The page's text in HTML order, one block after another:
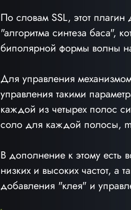
По словам SSL, этот
"алгоритма синтеза баса",
биполярной формы волны
Для управления
управления такими
каждой из четырех полос
соло для каждой полосы,
В дополнение к этому есть
низких и высоких частот, а
добавления "клея" и